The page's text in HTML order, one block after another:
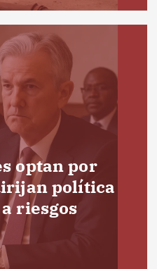
optan por
política
riesgos